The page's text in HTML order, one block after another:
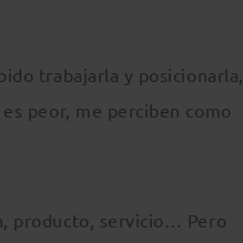
trabajarla y posicionarla,
peor, me perciben como
producto, servicio… Pero